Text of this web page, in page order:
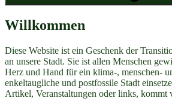
Willkommen
Diese Website ist ein Geschenk der
an unsere Stadt. Sie ist allen Menschen
Herz und Hand für ein klima-, menschen-
enkeltaugliche und postfossile Stadt
Artikel, Veranstaltungen oder links, kommt